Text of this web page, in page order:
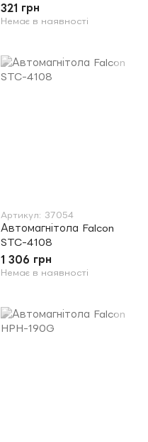
321 грн
Немає в наявності
Артикул: 37054
Автомагнітола Falcon
STC-4108
1 306 грн
Немає в наявності